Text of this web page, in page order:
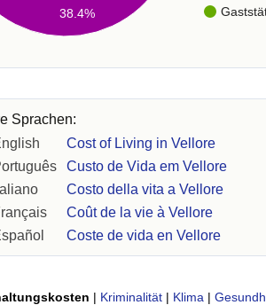
38.4%
Sprachen:
Cost of Living in Vellore
Custo de Vida em Vellore
Costo della vita a Vellore
Coût de la vie à Vellore
Coste de vida en Vellore
| Kriminalität | Klima |